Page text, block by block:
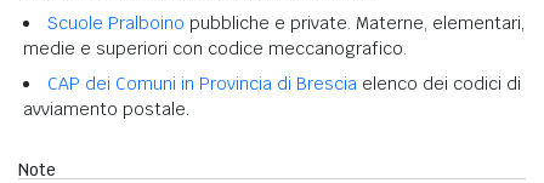
Scuole Pralboino pubbliche e private. Materne, elementari,
medie e superiori con codice meccanografico.
CAP dei Comuni in Provincia di Brescia elenco dei codici di
avviamento postale.
Note